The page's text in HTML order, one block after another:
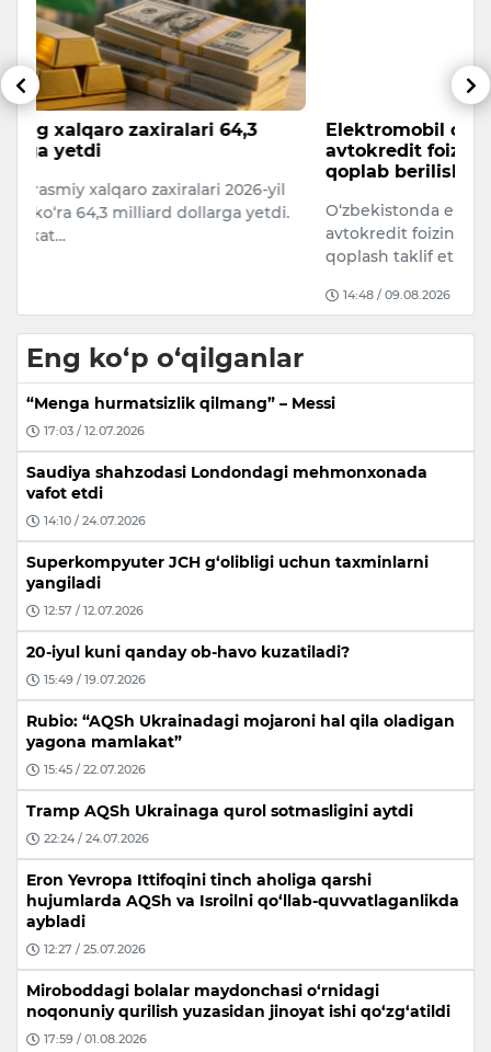
Elektromobil olmoqchi bo‘lganlarga
avtokredit foizining bir qismi davlatdan
O‘zbekistonda elektromobil xaridi uchun olingan
avtokredit foizining bir qismini davlat tomonidan
Eng ko‘p o‘qilganlar
“Menga hurmatsizlik qilmang” – Messi
17:03 / 12.07.2026
Saudiya shahzodasi Londondagi mehmonxonada
vafot etdi
14:10 / 24.07.2026
Superkompyuter JCH g‘olibligi uchun taxminlarni
yangiladi
12:57 / 12.07.2026
20-iyul kuni qanday ob-havo kuzatiladi?
15:49 / 19.07.2026
Rubio: “AQSh Ukrainadagi mojaroni hal qila oladigan
yagona mamlakat”
15:45 / 22.07.2026
Tramp AQSh Ukrainaga qurol sotmasligini aytdi
22:24 / 24.07.2026
Eron Yevropa Ittifoqini tinch aholiga qarshi
hujumlarda AQSh va Isroilni qo‘llab-quvvatlaganlikda
aybladi
12:27 / 25.07.2026
Miroboddagi bolalar maydonchasi o‘rnidagi
noqonuniy qurilish yuzasidan jinoyat ishi qo‘zg‘atildi
17:59 / 01.08.2026